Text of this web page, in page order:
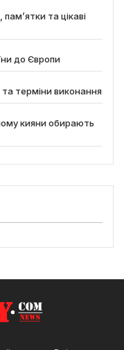
та цікаві
до Європи
терміни виконання
кияни обирають